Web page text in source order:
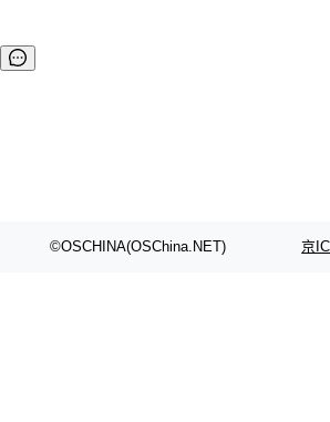
©OSCHINA(OSChina.NET) 京